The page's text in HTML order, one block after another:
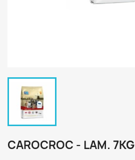
CAROCROC - LAM. 7KG